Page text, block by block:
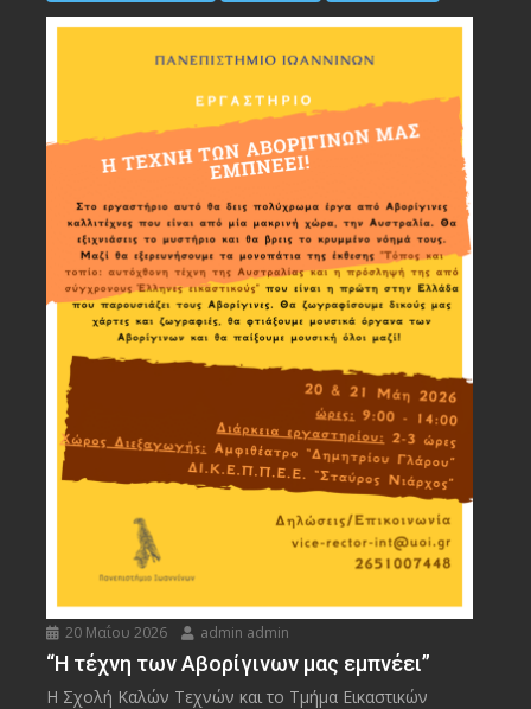
20 Μαΐου 2026 admin admin
“Η τέχνη των Αβορίγινων μας εμπνέει”
Η Σχολή Καλών Τεχνών και το Τμήμα Εικαστικών